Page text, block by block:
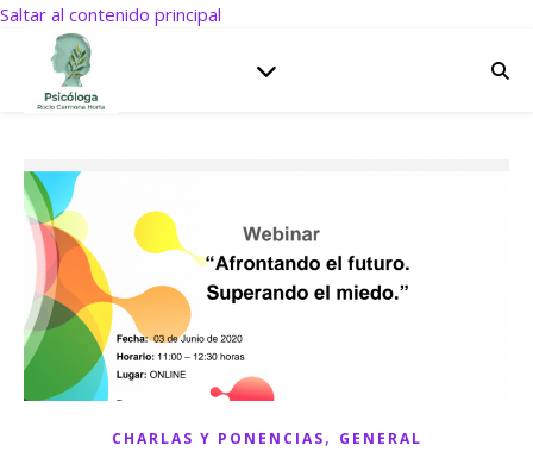
Saltar al contenido principal
CHARLAS Y PONENCIAS, GENERAL